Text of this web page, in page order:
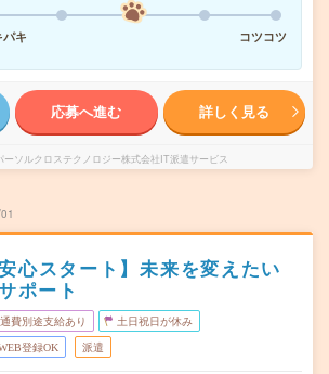
キ
コツコツ
応募へ進む 詳しく見る
ーソルクロステクノロジー株式会社IT派遣サービス
心スタート】未来を変えたい
ポート
費別途支給あり 土日祝日が休み
登録OK 派遣